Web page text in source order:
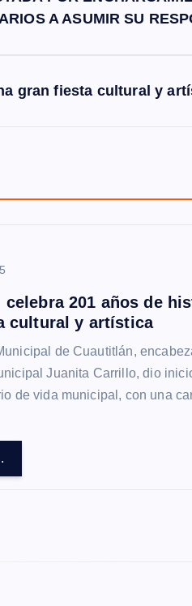
A ASUMIR SU
gran fiesta cultural y
celebra 201 años de
cultural y artística
de Cuautitlán,
Juanita Carrillo, dio
de vida municipal, con una